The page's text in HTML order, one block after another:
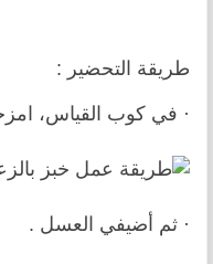
طريقة التحضير :
· في كوب القياس،
· ثم أضيفي العسل .